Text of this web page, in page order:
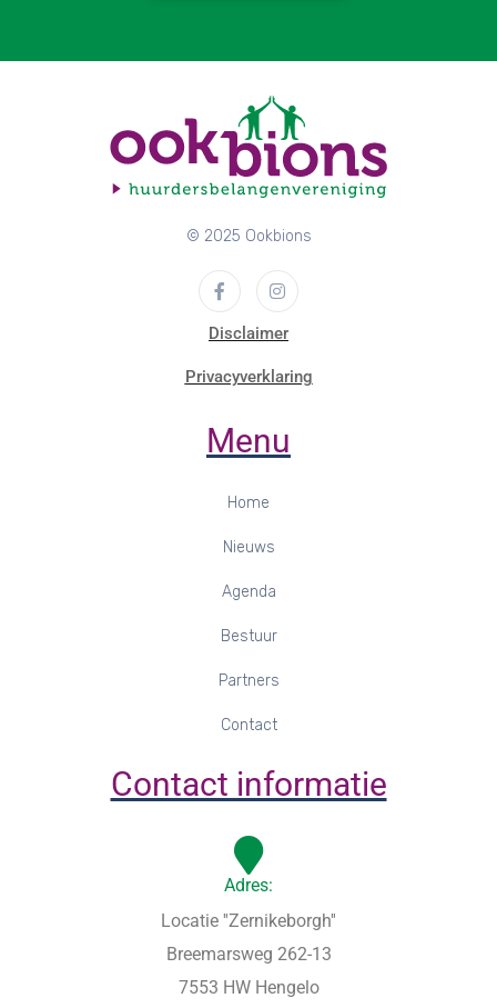
© 2025 Ookbions
Disclaimer
Privacyverklaring
Menu
Home
Nieuws
Agenda
Bestuur
Partners
Contact
Contact informatie
Adres:
Locatie ''Zernikeborgh''
Breemarsweg 262-13
7553 HW Hengelo